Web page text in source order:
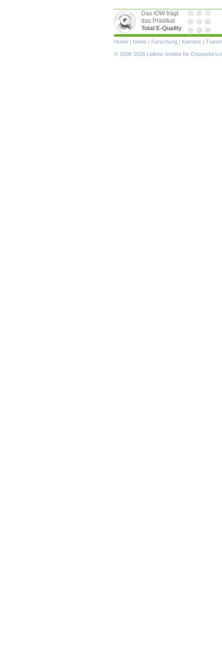
Das IOW trägt
das Prädikat
Total E-Quality
Navigation
überspringen
Home | News | Forschung | Karriere |
© 2008-2026 Leibniz-Institut für